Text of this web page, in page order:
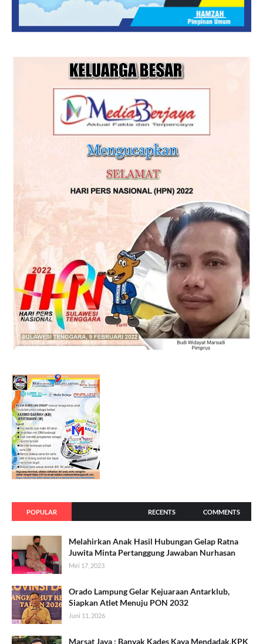
POPULAR RECENTS COMMENTS
Melahirkan Anak Hasil Hubungan Gelap Ratna
Juwita Minta Pertanggung Jawaban Nurhasan
Mei 17, 2023
Orado Lampung Gelar Kejuaraan Antarklub,
Siapkan Atlet Menuju PON 2032
Juni 11, 2026
Marsat Jaya : Banyak Kades Kaya Mendadak,KPK